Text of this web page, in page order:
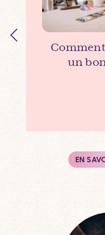
un
EN